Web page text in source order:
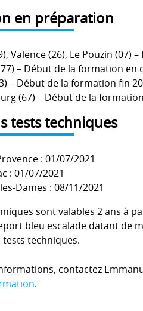
en préparation
Valence (26), Le Pouzin
– Début de la formation en
– Début de la formation fin
(67) – Début de la
tests techniques
: 01/07/2021
: 01/07/2021
Dames : 08/11/2021
sont valables 2 ans à
bleu escalade datant de
tests techniques.
contactez
.